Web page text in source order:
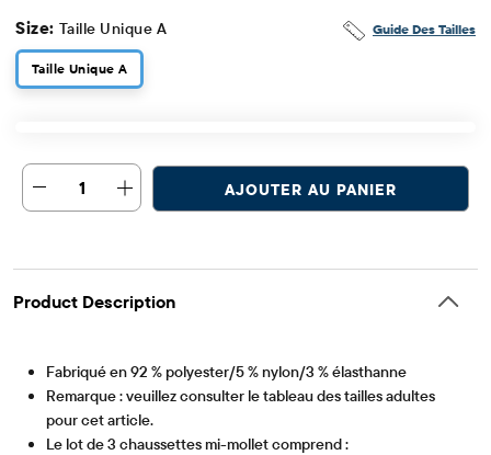
Guide Des Tailles
Size: Taille Unique A
Taille Unique A
1 AJOUTER AU PANIER
Product Description
Fabriqué en 92 % polyester/5 % nylon/3 % élasthanne
Remarque : veuillez consulter le tableau des tailles adultes
pour cet article.
Le lot de 3 chaussettes mi-mollet comprend :